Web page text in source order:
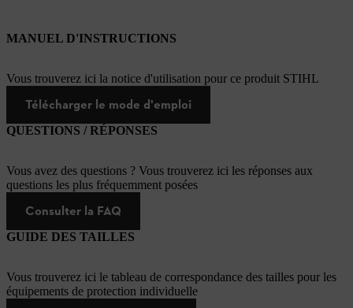
MANUEL D'INSTRUCTIONS
Vous trouverez ici la notice d'utilisation pour ce produit STIHL
Télécharger le mode d'emploi
QUESTIONS / RÉPONSES
Vous avez des questions ? Vous trouverez ici les réponses aux
questions les plus fréquemment posées
Consulter la FAQ
GUIDE DES TAILLES
Vous trouverez ici le tableau de correspondance des tailles pour les
équipements de protection individuelle